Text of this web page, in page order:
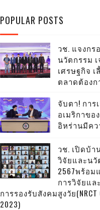
POPULAR POSTS
วช. แจงกร
นวัตกรรม
เศรษฐกิจ
ตลาดต้องก
จับตา! การ
อเมริกาขอ
อิหร่านมีค
วช. เปิดบ้า
วิจัยและนวั
2567พร้อม
การวิจัยแ
การรองรับสังคมสูงวัย(NRCT
2023)